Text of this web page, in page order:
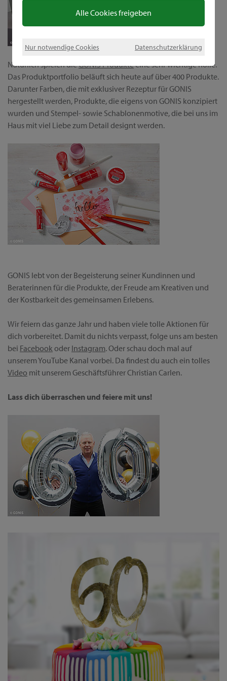
Alle Cookies freigeben
Nur notwendige Cookies Datenschutzerklärung
Natürlich spielen dieGONIS Produkteeine sehr wichtige Rolle.
Das Produktportfolio beläuft sich heute auf über 400 Produkte.
Darunter Farben, die mit exklusiver Rezeptur für GONIS
hergestellt werden, Produkte, die eigens von GONIS konzipiert
wurden und Stempel- sowie Schablonenmotive, die bei uns im
Haus mit viel Liebe zum Detail designt werden.
GONIS lebt von der Begeisterung seiner Kundinnen und
Beraterinnen für die Produkte, der Freude am Kreativen und
der Kostbarkeit des gemeinsamen Erlebens.
Wir feiern das ganze Jahr und haben viele tolle Aktionen für
dich vorbereitet. Damit du nichts verpasst, folge uns am besten
bei Facebook oder Instagram. Oder schau doch mal auf
unserem YouTube Kanal vorbei. Da findest du auch ein tolles
Video mit unserem Geschäftsführer Christian Carlen.
Lass dich überraschen und feiere mit uns!